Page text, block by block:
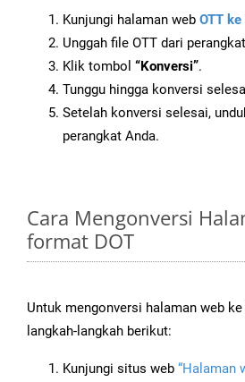
Kunjungi halaman web OTT ke
Unggah file OTT dari
Klik tombol “Konversi”.
Tunggu hingga konversi
Setelah konversi selesai,
perangkat Anda.
Cara Mengonversi
format DOT
Untuk mengonversi halaman web
langkah-langkah berikut:
Kunjungi situs web “Halaman